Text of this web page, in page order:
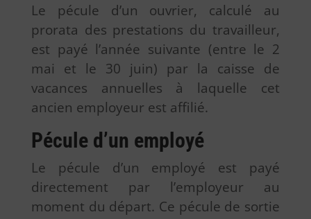
Le pécule d’un ouvrier, calculé au
prorata des prestations du travailleur,
est payé l’année suivante (entre le 2
mai et le 30 juin) par la caisse de
vacances annuelles à laquelle cet
ancien employeur est affilié.
Pécule d’un employé
Le pécule d’un employé est payé
directement par l’employeur au
moment du départ. Ce pécule de sortie